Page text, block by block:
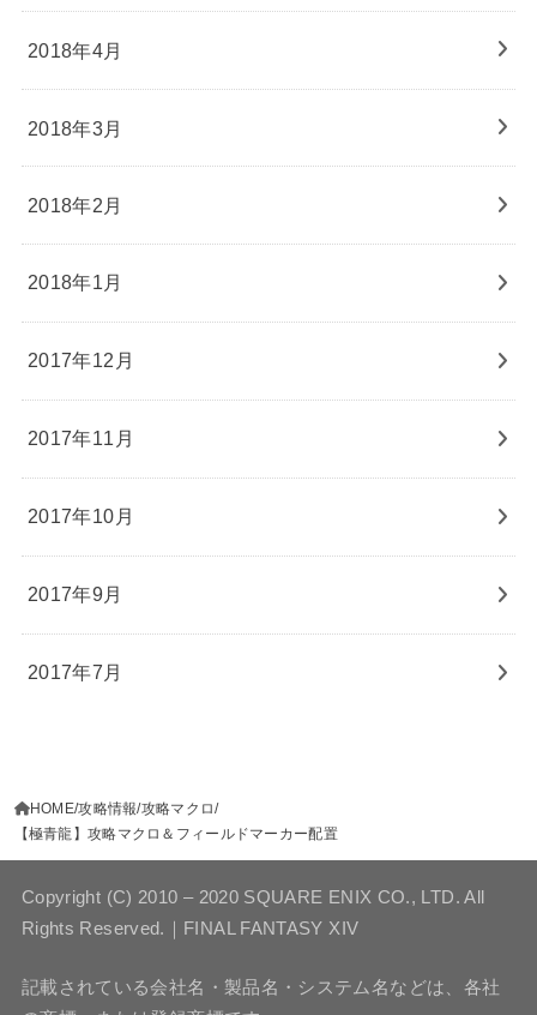
2018年4月
2018年3月
2018年2月
2018年1月
2017年12月
2017年11月
2017年10月
2017年9月
2017年7月
HOME 攻略情報 攻略マクロ
【極青龍】攻略マクロ＆フィールドマーカー配置
Copyright (C) 2010 – 2020 SQUARE ENIX CO., LTD. All
Rights Reserved.｜FINAL FANTASY XIV
記載されている会社名・製品名・システム名などは、各社